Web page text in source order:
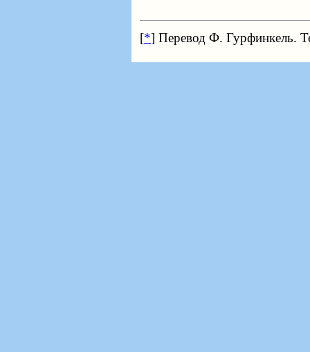
[*] Перевод Ф. Гурфинкель.